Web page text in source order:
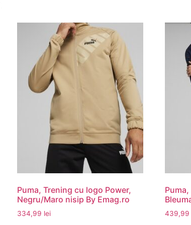
Puma, Trening cu logo Power,
Negru/Maro nisip By Emag.ro
334,99 lei 439,99